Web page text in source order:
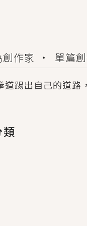
創作家 單篇
踢出自己的道路
有機會獲得豐富廣
婚嫁大佬，你哭
熱的夏日、檸檬
洛蒙體質世界觀
班族買了房子模
有一個連自己也
類